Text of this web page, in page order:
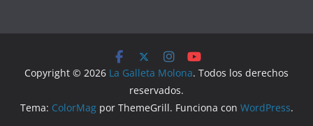
Copyright © 2026 La Galleta Molona. Todos los derechos
reservados.
Tema: ColorMagpor ThemeGrill. Funciona con WordPress.